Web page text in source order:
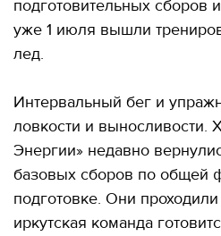
подготовительных сборов
уже 1 июля вышли
лед.
Интервальный бег и
ловкости и выносливости.
Энергии» недавно
базовых сборов по общей
подготовке. Они
иркутская команда